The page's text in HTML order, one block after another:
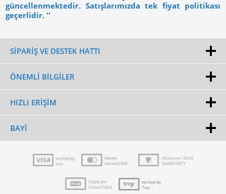
güncellenmektedir. Satışlarımızda tek fiyat politikası
geçerlidir. ''
SİPARİŞ VE DESTEK HATTI
ÖNEMLI BILGILER
HIZLI ERIŞIM
BAYI